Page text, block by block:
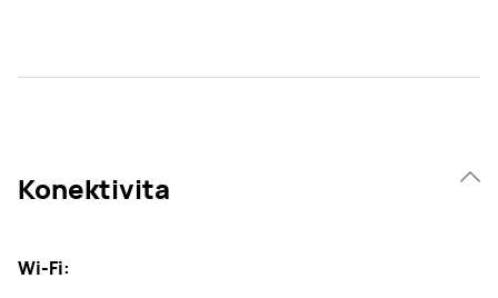
Konektivita
Wi-Fi: